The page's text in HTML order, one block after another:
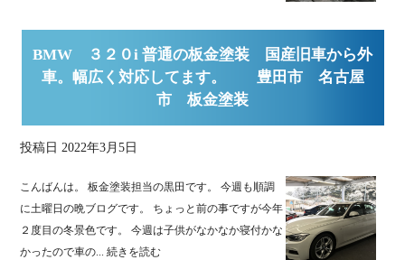
BMW ３２０i 普通の板金塗装 国産旧車から外
車。幅広く対応してます。 豊田市 名古屋
市 板金塗装
投稿日 2022年3月5日
こんばんは。 板金塗装担当の黒田です。 今週も順調
に土曜日の晩ブログです。 ちょっと前の事ですが今年
２度目の冬景色です。 今週は子供がなかなか寝付かな
かったので車の...続きを読む